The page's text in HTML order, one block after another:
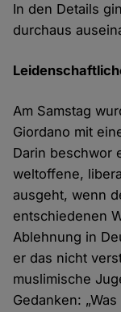
In den Details
durchaus
Am Samstag
Giordano mit
Darin beschwor
weltoffene,
ausgeht, wenn
entschiedenen
Ablehnung in
er das nicht
muslimische
Gedanken: